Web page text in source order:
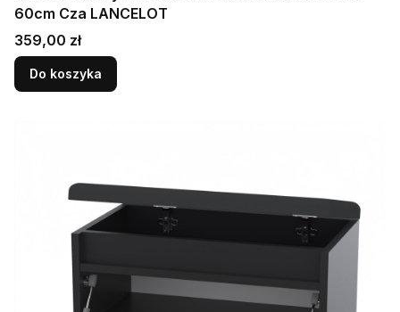
60cm Cza LANCELOT
Cena
359,00 zł
Do koszyka